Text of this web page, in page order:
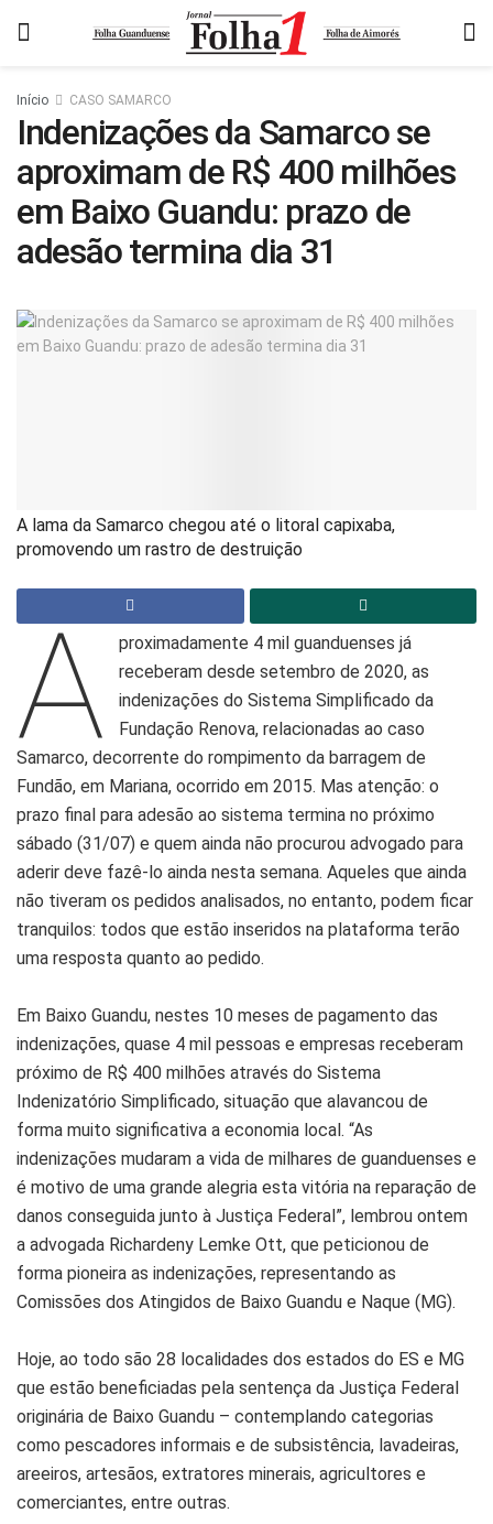
Início CASO SAMARCO
Indenizações da Samarco se
aproximam de R$ 400 milhões
em Baixo Guandu: prazo de
adesão termina dia 31
A lama da Samarco chegou até o litoral capixaba,
promovendo um rastro de destruição
A
proximadamente 4 mil guanduenses já
receberam desde setembro de 2020, as
indenizações do Sistema Simplificado da
Fundação Renova, relacionadas ao caso
Samarco, decorrente do rompimento da barragem de
Fundão, em Mariana, ocorrido em 2015. Mas atenção: o
prazo final para adesão ao sistema termina no próximo
sábado (31/07) e quem ainda não procurou advogado para
aderir deve fazê-lo ainda nesta semana. Aqueles que ainda
não tiveram os pedidos analisados, no entanto, podem ficar
tranquilos: todos que estão inseridos na plataforma terão
uma resposta quanto ao pedido.
Em Baixo Guandu, nestes 10 meses de pagamento das
indenizações, quase 4 mil pessoas e empresas receberam
próximo de R$ 400 milhões através do Sistema
Indenizatório Simplificado, situação que alavancou de
forma muito significativa a economia local. “As
indenizações mudaram a vida de milhares de guanduenses e
é motivo de uma grande alegria esta vitória na reparação de
danos conseguida junto à Justiça Federal”, lembrou ontem
a advogada Richardeny Lemke Ott, que peticionou de
forma pioneira as indenizações, representando as
Comissões dos Atingidos de Baixo Guandu e Naque (MG).
Hoje, ao todo são 28 localidades dos estados do ES e MG
que estão beneficiadas pela sentença da Justiça Federal
originária de Baixo Guandu – contemplando categorias
como pescadores informais e de subsistência, lavadeiras,
areeiros, artesãos, extratores minerais, agricultores e
comerciantes, entre outras.